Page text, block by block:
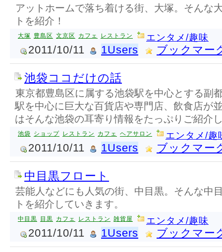
アットホームで落ち着ける街、大塚。そんな
トを紹介！
大塚 豊島区 文京区 カフェ レストラン エンタメ/趣味
2011/10/11 1Users ブックマー
池袋ココだけの話
東京都豊島区に属する池袋駅を中心とする副
駅を中心に巨大な百貨店や専門店、飲食店が
はそんな池袋の耳寄り情報をたっぷりご紹介
池袋 ショップ レストラン カフェ ヘアサロン エンタメ/趣
2011/10/11 1Users ブックマー
中目黒フロート
芸能人などにも人気の街、中目黒。そんな中
トを紹介していきます。
中目黒 目黒 カフェ レストラン 雑貨屋 エンタメ/趣味
2011/10/11 1Users ブックマー